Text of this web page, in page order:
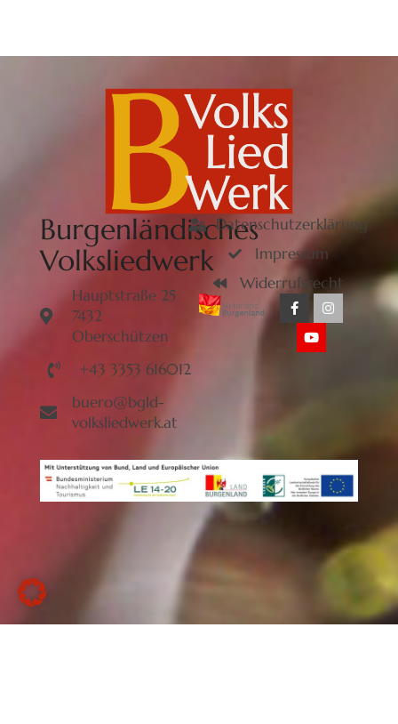
Burgenländisches
Volksliedwerk
Hauptstraße 25
7432
Oberschützen
+43 3353 616012
buero@bgld-
volksliedwerk.at
Datenschutzerklärung
Impressum
Widerrufsrecht